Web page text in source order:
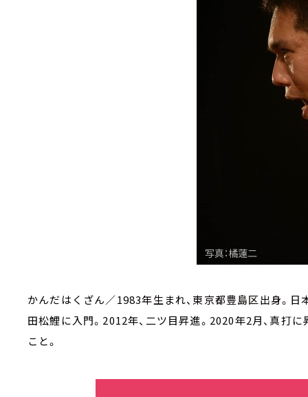
かんだはくざん／1983年生まれ、東京都豊島区出身。日
田松鯉に入門。2012年、二ツ目昇進。2020年2月、真打
こと。